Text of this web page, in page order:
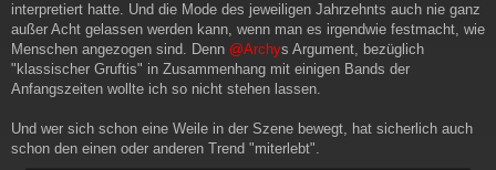
interpretiert hatte. Und die Mode des jeweiligen Jahrzehnts auch nie ganz
außer Acht gelassen werden kann, wenn man es irgendwie festmacht, wie
Menschen angezogen sind. Denn @Archys Argument, bezüglich
"klassischer Gruftis" in Zusammenhang mit einigen Bands der
Anfangszeiten wollte ich so nicht stehen lassen.
Und wer sich schon eine Weile in der Szene bewegt, hat sicherlich auch
schon den einen oder anderen Trend "miterlebt".